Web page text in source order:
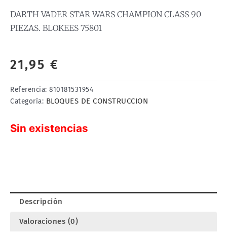
DARTH VADER STAR WARS CHAMPION CLASS 90
PIEZAS. BLOKEES 75801
21,95 €
Referencia: 810181531954
Categoría: BLOQUES DE CONSTRUCCION
Sin existencias
Descripción
Valoraciones (0)